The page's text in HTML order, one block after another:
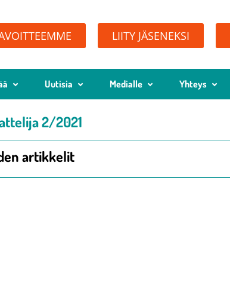
LIITY JÄSENEKSI
Uutisia Medialle Yhteys
2/2021
artikkelit